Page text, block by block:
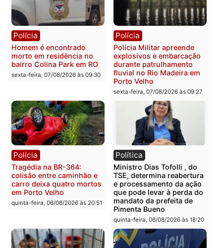
sexta-feira, 07/08/2026 às 12:24
Polícia
com mais de 72 quilos de
mercúrio escondidos em
estepe em Porto Velho
sexta-feira, 07/08/2026 às 09:38
Polícia
Polícia Civil deflagra
operação contra facção
criminosa que atacava
provedores de internet
Rondônia
sexta-feira, 07/08/2026 às
morto em residência no
bairro Colina Park em RO
Polícia
Polícia Militar apreende
explosivos e
durante patrulhamento